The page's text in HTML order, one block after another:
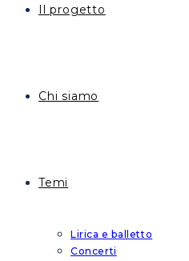
Il progetto
Chi siamo
Temi
Lirica e balletto
Concerti